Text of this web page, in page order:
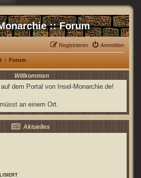
:: Forum
Anmelden
Registrieren
Forum
Willkommen
dem Portal von Insel-Monarchie.de!
an einem Ort.
Aktuelles